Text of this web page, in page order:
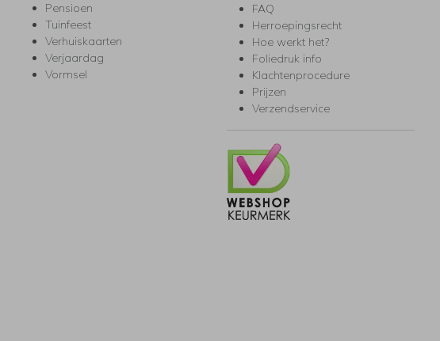
Pensioen
Tuinfeest
Verhuiskaarten
Verjaardag
Vormsel
FAQ
Herroepingsrecht
Hoe werkt het?
Foliedruk info
Klachtenprocedure
Prijzen
Verzendservice